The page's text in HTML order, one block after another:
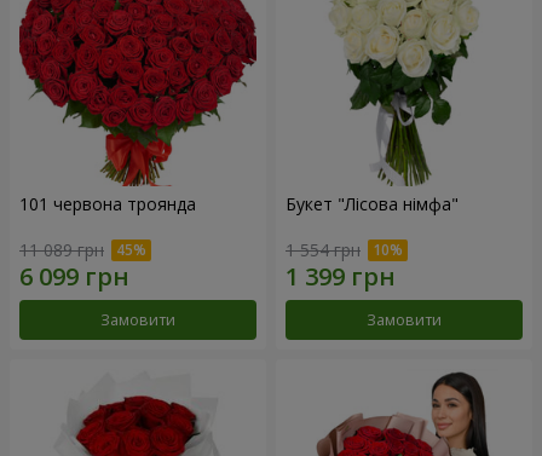
101 червона троянда
11 089 грн
Замовити
Букет "Лісова німфа"
1 554 грн
Замовити